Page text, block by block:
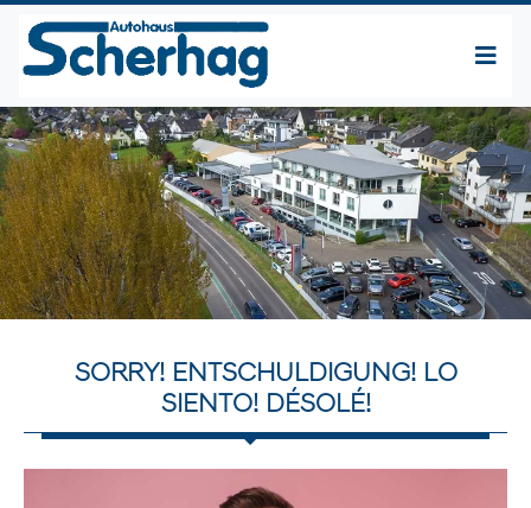
SORRY! ENTSCHULDIGUNG! LO
SIENTO! DÉSOLÉ!